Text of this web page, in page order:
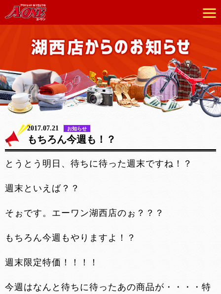
2017.07.21 お知らせ
もちろん今週も！？
とうとう明日、待ちに待った週末ですね！？
週末といえば？？
そぉです。エーワン湖西店のぉ？？？
もちろん今週もやりますよ！？
週末限定特価！！！！
今週はなんと待ちに待ったあの商品が・・・・特